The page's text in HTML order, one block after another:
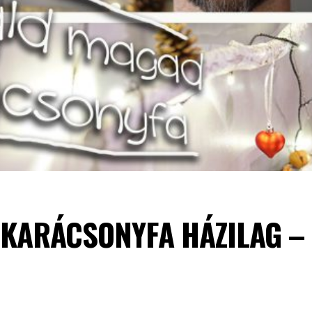
HÁZILAG –